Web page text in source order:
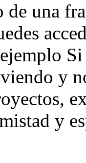
de una
y
y